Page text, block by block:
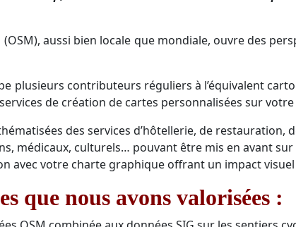
aussi bien locale que mondiale, ouvre des
plusieurs contributeurs réguliers à l’équivalent
de création de cartes personnalisées sur
des services d’hôtellerie, de restauration,
médicaux, culturels… pouvant être mis en avant
avec votre charte graphique offrant un impact
que nous avons valorisées :